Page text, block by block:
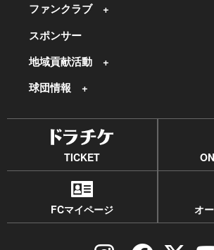
ファンクラブ
スポンサー
地域貢献活動
球団情報
TICKET
FCマイページ オ